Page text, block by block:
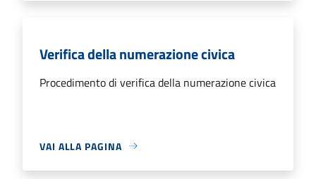
Verifica della numerazione civica
Procedimento di verifica della numerazione civica
VAI ALLA PAGINA